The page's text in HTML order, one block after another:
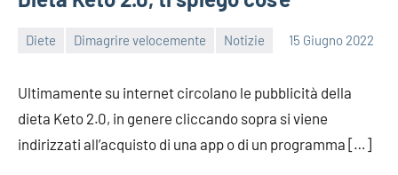
Diete Dimagrire velocemente Notizie 15 Giugno 2022
Ultimamente su internet circolano le pubblicità della
dieta Keto 2.0, in genere cliccando sopra si viene
indirizzati all’acquisto di una app o di un programma […]